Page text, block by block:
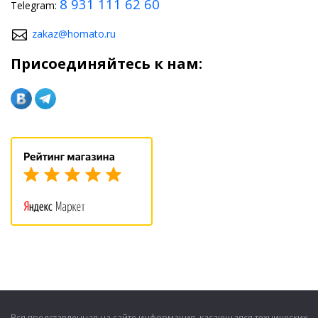
Telegram: 8 931 111 62 60
zakaz@homato.ru
Присоединяйтесь к нам: